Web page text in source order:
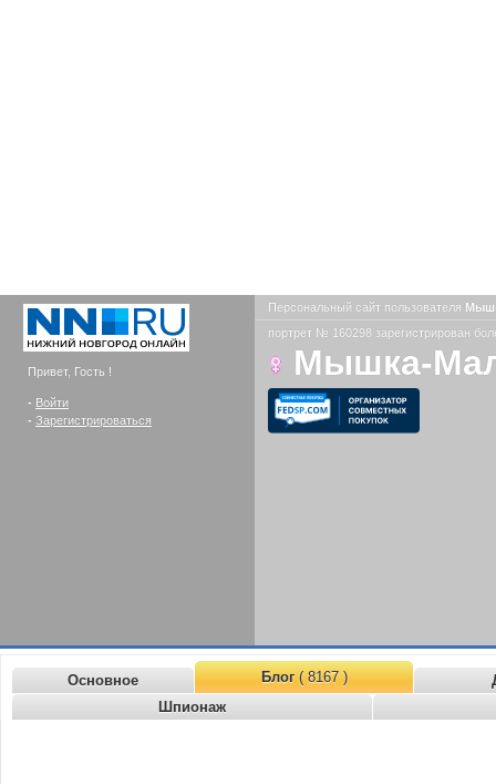
Привет, Гость !
- Войти
- Зарегистрироваться
Персональный сайт пользователя
портрет № 160298 зарегистрирован
Мышка-
Основное Блог( 8167 )
Шпионаж